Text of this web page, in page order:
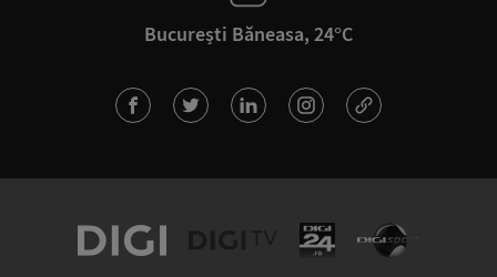
București Băneasa, 24°C